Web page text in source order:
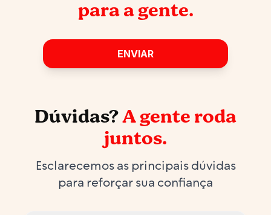
para a gente.
ENVIAR
Dúvidas?A gente roda
juntos.
Esclarecemos as principais dúvidas
para reforçar sua confiança